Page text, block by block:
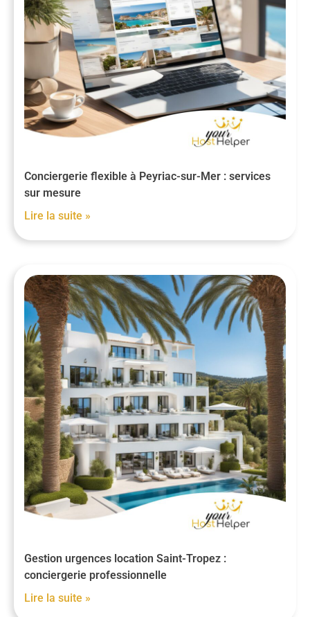
Conciergerie flexible à Peyriac-sur-Mer : services
sur mesure
Lire la suite »
Gestion urgences location Saint-Tropez :
conciergerie professionnelle
Lire la suite »